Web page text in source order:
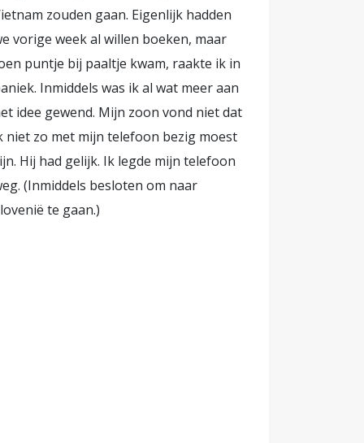
zouden gaan. Eigenlijk hadden
vorige week al willen boeken, maar
puntje bij paaltje kwam, raakte ik in
Inmiddels was ik al wat meer aan
idee gewend. Mijn zoon vond niet dat
niet zo met mijn telefoon bezig moest
Hij had gelijk. Ik legde mijn telefoon
(Inmiddels besloten om naar
te gaan.)